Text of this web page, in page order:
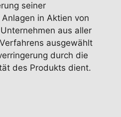
seiner
in Aktien von
aus aller
ausgewählt
durch die
des Produkts dient.